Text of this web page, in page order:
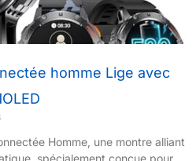
homme Lige avec
Homme, une montre alliant
spécialement conçue pour